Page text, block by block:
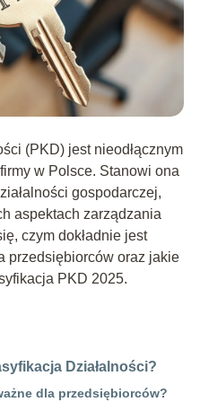
(PKD) jest nieodłącznym
w Polsce. Stanowi ona
gospodarczej,
aspektach zarządzania
czym dokładnie jest
przedsiębiorców oraz jakie
PKD 2025.
Działalności?
dla przedsiębiorców?